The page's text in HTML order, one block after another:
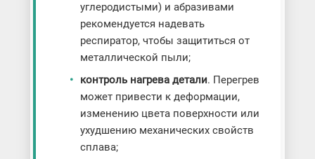
углеродистыми) и абразивами
рекомендуется надевать
респиратор, чтобы защититься от
металлической пыли;
контроль нагрева детали. Перегрев
может привести к деформации,
изменению цвета поверхности или
ухудшению механических свойств
сплава;